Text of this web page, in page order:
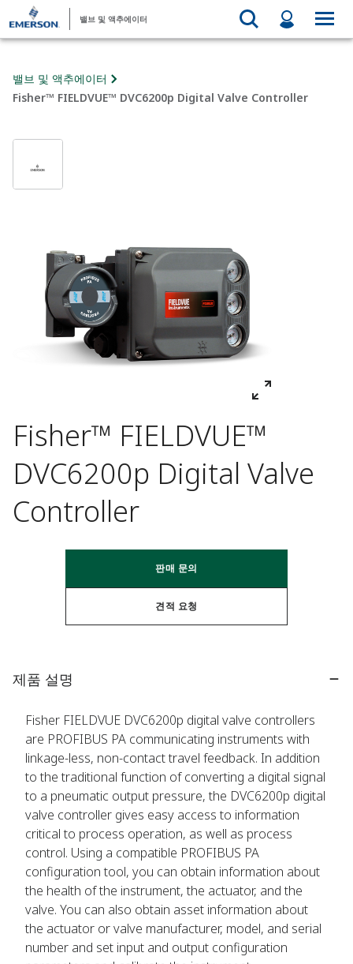
밸브 및 액추에이터
밸브 및 액추에이터
Fisher™ FIELDVUE™ DVC6200p Digital Valve Controller
Fisher™ FIELDVUE™
DVC6200p Digital Valve
Controller
판매 문의
견적 요청
제품 설명
Fisher FIELDVUE DVC6200p digital valve controllers
are PROFIBUS PA communicating instruments with
linkage-less, non-contact travel feedback. In addition
to the traditional function of converting a digital signal
to a pneumatic output pressure, the DVC6200p digital
valve controller gives easy access to information
critical to process operation, as well as process
control. Using a compatible PROFIBUS PA
configuration tool, you can obtain information about
the health of the instrument, the actuator, and the
valve. You can also obtain asset information about
the actuator or valve manufacturer, model, and serial
number and set input and output configuration